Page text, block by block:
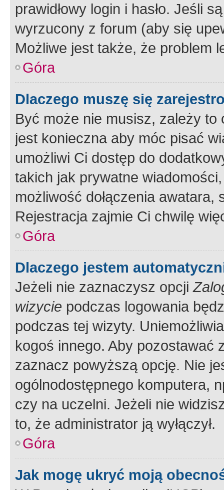
prawidłowy login i hasło. Jeśli
wyrzucony z forum (aby się
Możliwe jest także, że problem
Góra
Dlaczego muszę się
Być może nie musisz, zależy
jest konieczna aby móc pisać
umożliwi Ci dostęp do
takich jak prywatne
możliwość dołączenia
Rejestracja zajmie Ci chwilę
Góra
Dlaczego jestem
Jeżeli nie zaznaczysz opcji
wizycie podczas logowania
podczas tej wizyty.
kogoś innego. Aby pozostawać
zaznacz powyższą opcję. Nie
ogólnodostępnego komputera,
czy na uczelni. Jeżeli nie
to, że administrator ją wyłączył.
Góra
Jak mogę ukryć moją